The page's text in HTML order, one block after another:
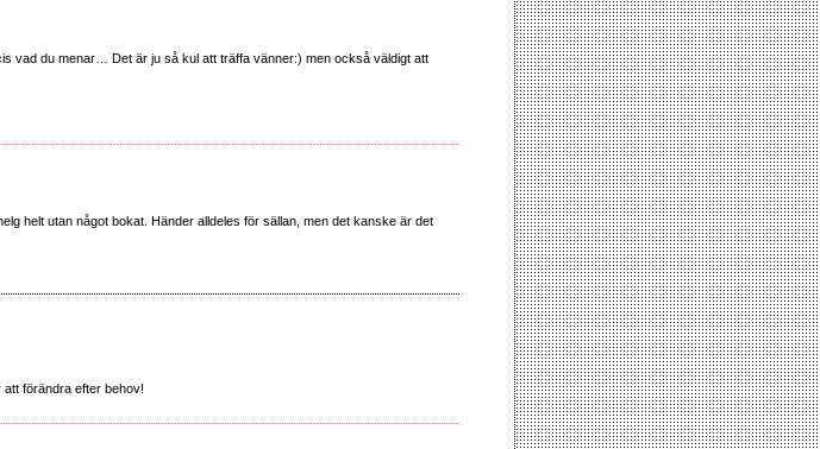
vad du menar… Det är ju så kul att träffa vänner:) men också väldigt att
helt utan något bokat. Händer alldeles för sällan, men det kanske är det
förändra efter behov!